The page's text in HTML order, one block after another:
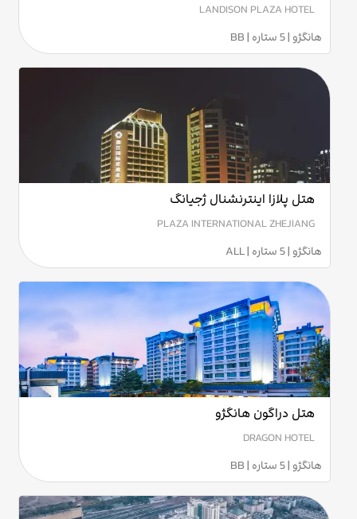
LANDISON PLAZA HOTEL
هانگژو | 5 ستاره | BB
هتل پلازا اینترنشنال ژجیانگ
PLAZA INTERNATIONAL ZHEJIANG
هانگژو | 5 ستاره | ALL
هتل دراگون هانگژو
DRAGON HOTEL
هانگژو | 5 ستاره | BB